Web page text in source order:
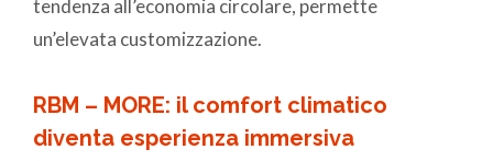
tendenza all’economia circolare, permette
un’elevata customizzazione.
RBM – MORE: il comfort climatico
diventa esperienza immersiva